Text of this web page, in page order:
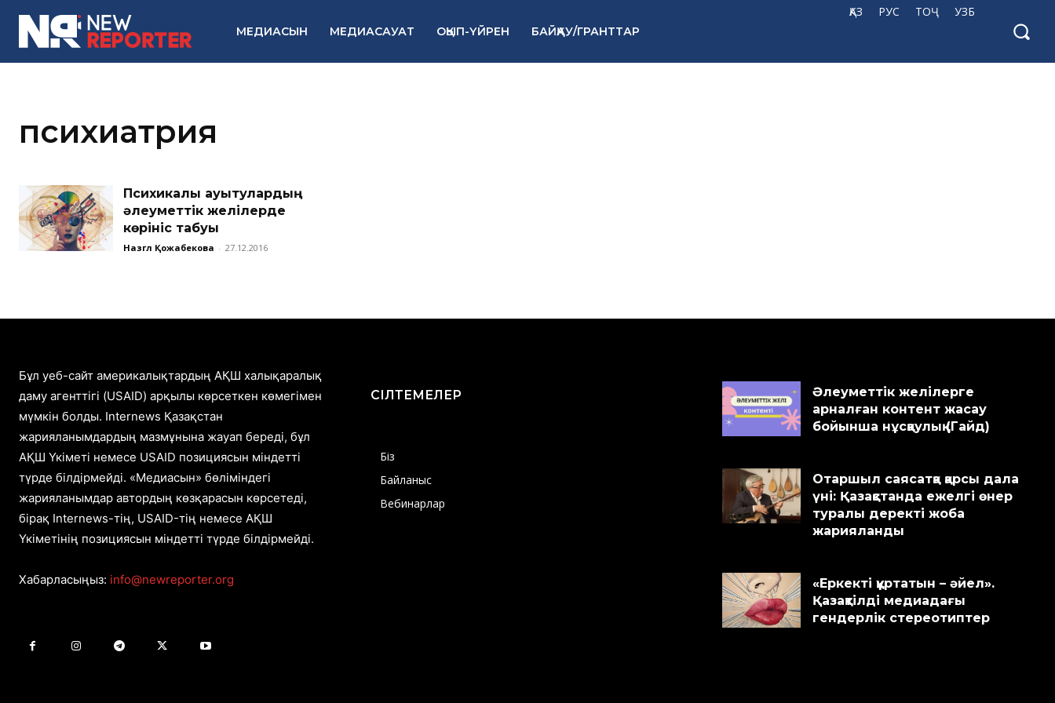
ҚАЗ РУС ТОҶ УЗБ
МЕДИАСЫН МЕДИАСАУАТ ОҚЫП-ҮЙРЕН БАЙҚАУ/ГРАНТТАР
психиатрия
Психикалық ауытқулардың
әлеуметтік желілерде
көрініс табуы
Назгүл Қожабекова - 27.12.2016
Бұл уеб-сайт америкалықтардың АҚШ халықаралық
даму агенттігі (USAID) арқылы көрсеткен көмегімен
мүмкін болды. Internews Қазақстан
жарияланымдардың мазмұнына жауап береді, бұл
АҚШ Үкіметі немесе USAID позициясын міндетті
түрде білдірмейді. «Медиасын» бөліміндегі
жарияланымдар автордың көзқарасын көрсетеді,
бірақ Internews-тің, USAID-тің немесе АҚШ
Үкіметінің позициясын міндетті түрде білдірмейді.
Хабарласыңыз: info@newreporter.org
СІЛТЕМЕЛЕР
Біз
Байланыс
Вебинарлар
Әлеуметтік желілерге
арналған контент жасау
бойынша нұсқаулық (Гайд)
Отаршыл саясатқа қарсы дала
үні: Қазақстанда ежелгі өнер
туралы деректі жоба
жарияланды
«Еркекті құртатын – әйел».
Қазақтілді медиадағы
гендерлік стереотиптер